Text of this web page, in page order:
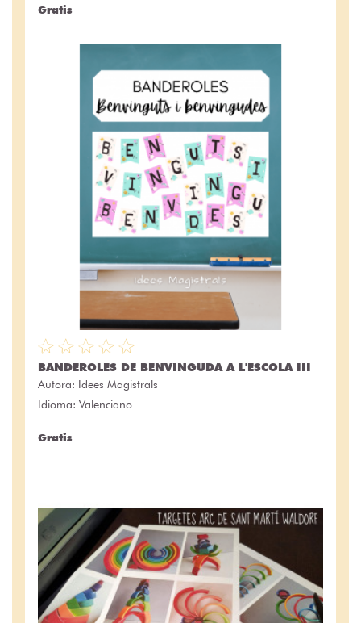
Gratis
BANDEROLES DE BENVINGUDA A L'ESCOLA III
Autora: Idees Magistrals
Idioma: Valenciano
Gratis